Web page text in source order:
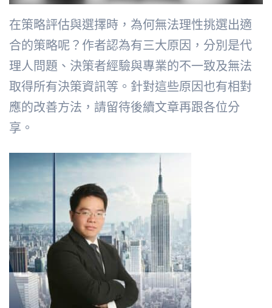
在策略評估與選擇時，為何無法理性挑選出適
合的策略呢？作者認為有三大原因，分別是代
理人問題、決策者經驗與專業的不一致及無法
取得所有決策資訊等。針對這些原因也有相對
應的改善方法，請留待後續文章再跟各位分
享。